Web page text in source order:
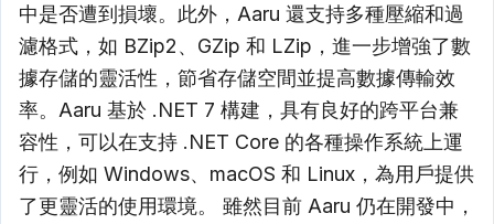
中是否遭到損壞。此外，Aaru 還支持多種壓縮和過
濾格式，如 BZip2、GZip 和 LZip，進一步增強了數
據存儲的靈活性，節省存儲空間並提高數據傳輸效
率。Aaru 基於 .NET 7 構建，具有良好的跨平台兼
容性，可以在支持 .NET Core 的各種操作系統上運
行，例如 Windows、macOS 和 Linux，為用戶提供
了更靈活的使用環境。 雖然目前 Aaru 仍在開發中，